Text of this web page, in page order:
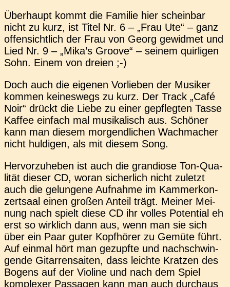
Über­haupt kommt die Fami­lie hier schein­bar
nicht zu kurz, ist Titel Nr. 6 – „Frau Ute“ – ganz
offen­sicht­lich der Frau von Georg gewid­met und
Lied Nr. 9 – „Mika’s Groove“ – seinem quir­li­gen
Sohn. Einem von dreien ;-)
Doch auch die eige­nen Vor­lie­ben der Musi­ker
kommen kei­nes­wegs zu kurz. Der Track „Café
Noir“ drückt die Liebe zu einer gepfleg­ten Tasse
Kaffee ein­fach mal musi­ka­lisch aus. Schö­ner
kann man diesem mor­gend­li­chen Wach­ma­cher
nicht hul­di­gen, als mit diesem Song.
Her­vor­zu­he­ben ist auch die gran­dio­se Ton-Qua­
li­tät dieser CD, woran sicher­lich nicht zuletzt
auch die gelun­ge­ne Auf­nah­me im Kam­mer­kon­
zert­saal einen großen Anteil trägt. Meiner Mei­
nung nach spielt diese CD ihr volles Poten­ti­al eh
erst so wirk­lich dann aus, wenn man sie sich
über ein Paar guter Kopf­hö­rer zu Gemüte führt.
Auf einmal hört man gezupf­te und nach­schwin­
gen­de Gitar­ren­sai­ten, dass leich­te Krat­zen des
Bogens auf der Vio­li­ne und nach dem Spiel
kom­ple­xer Pas­sa­gen kann man auch durch­aus